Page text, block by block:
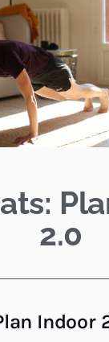
2.0
Indoor